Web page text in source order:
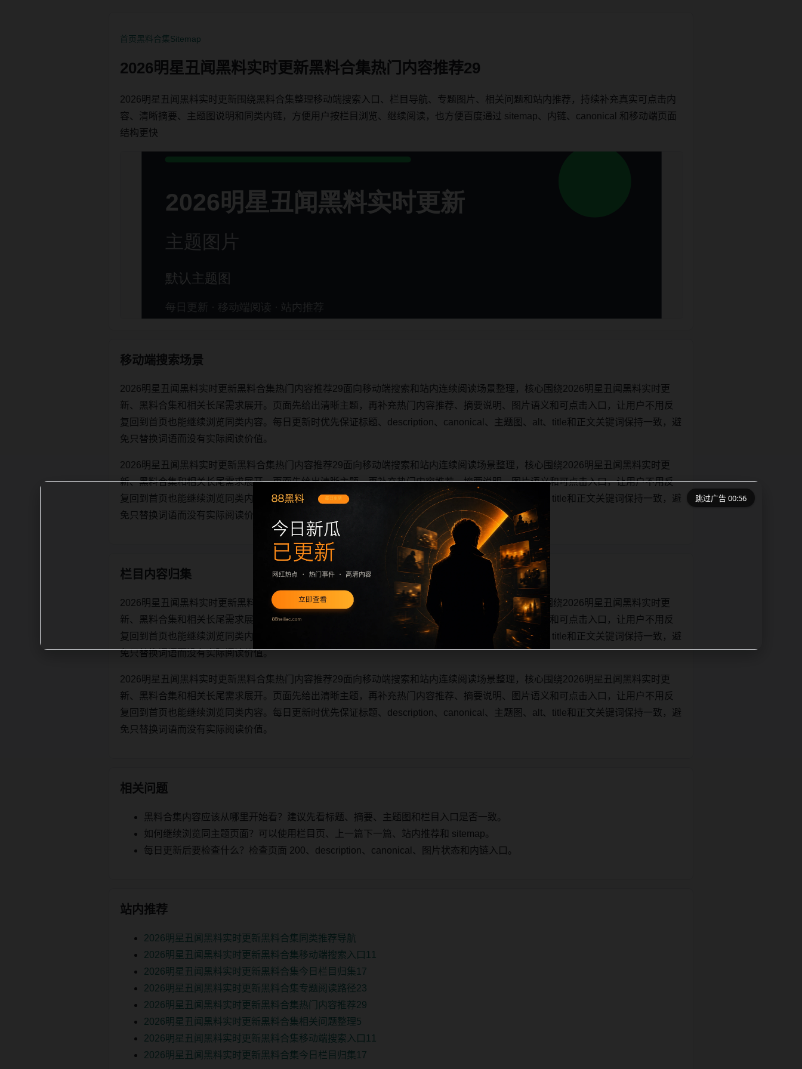
首页黑料合集Sitemap
2026明星丑闻黑料实时更新黑料合集热门内容推荐29
2026明星丑闻黑料实时更新围绕黑料合集整理移动端搜索入口、栏目导航、专题图片、相关问题和站内推荐，持续补充真实可点击内
容、清晰摘要、主题图说明和同类内链，方便用户按栏目浏览、继续阅读，也方便百度通过 sitemap、内链、canonical 和移动端页面
结构更快
移动端搜索场景
2026明星丑闻黑料实时更新黑料合集热门内容推荐29面向移动端搜索和站内连续阅读场景整理，核心围绕2026明星丑闻黑料实时更
新、黑料合集和相关长尾需求展开。页面先给出清晰主题，再补充热门内容推荐、摘要说明、图片语义和可点击入口，让用户不用反
复回到首页也能继续浏览同类内容。每日更新时优先保证标题、description、canonical、主题图、alt、title和正文关键词保持一致，避
免只替换词语而没有实际阅读价值。
2026明星丑闻黑料实时更新黑料合集热门内容推荐29面向移动端搜索和站内连续阅读场景整理，核心围绕2026明星丑闻黑料实时更
新、黑料合集和相关长尾需求展开。页面先给出清晰主题，再补充热门内容推荐、摘要说明、图片语义和可点击入口，让用户不用反
复回到首页也能继续浏览同类内容。每日更新时优先保证标题、description、canonical、主题图、alt、title和正文关键词保持一致，避
免只替换词语而没有实际阅读价值。
栏目内容归集
2026明星丑闻黑料实时更新黑料合集热门内容推荐29面向移动端搜索和站内连续阅读场景整理，核心围绕2026明星丑闻黑料实时更
新、黑料合集和相关长尾需求展开。页面先给出清晰主题，再补充热门内容推荐、摘要说明、图片语义和可点击入口，让用户不用反
复回到首页也能继续浏览同类内容。每日更新时优先保证标题、description、canonical、主题图、alt、title和正文关键词保持一致，避
免只替换词语而没有实际阅读价值。
2026明星丑闻黑料实时更新黑料合集热门内容推荐29面向移动端搜索和站内连续阅读场景整理，核心围绕2026明星丑闻黑料实时更
新、黑料合集和相关长尾需求展开。页面先给出清晰主题，再补充热门内容推荐、摘要说明、图片语义和可点击入口，让用户不用反
复回到首页也能继续浏览同类内容。每日更新时优先保证标题、description、canonical、主题图、alt、title和正文关键词保持一致，避
免只替换词语而没有实际阅读价值。
相关问题
黑料合集内容应该从哪里开始看？建议先看标题、摘要、主题图和栏目入口是否一致。
如何继续浏览同主题页面？可以使用栏目页、上一篇下一篇、站内推荐和 sitemap。
每日更新后要检查什么？检查页面 200、description、canonical、图片状态和内链入口。
站内推荐
2026明星丑闻黑料实时更新黑料合集同类推荐导航
2026明星丑闻黑料实时更新黑料合集移动端搜索入口11
2026明星丑闻黑料实时更新黑料合集今日栏目归集17
2026明星丑闻黑料实时更新黑料合集专题阅读路径23
2026明星丑闻黑料实时更新黑料合集热门内容推荐29
2026明星丑闻黑料实时更新黑料合集相关问题整理5
2026明星丑闻黑料实时更新黑料合集移动端搜索入口11
2026明星丑闻黑料实时更新黑料合集今日栏目归集17
跳过广告 00:56